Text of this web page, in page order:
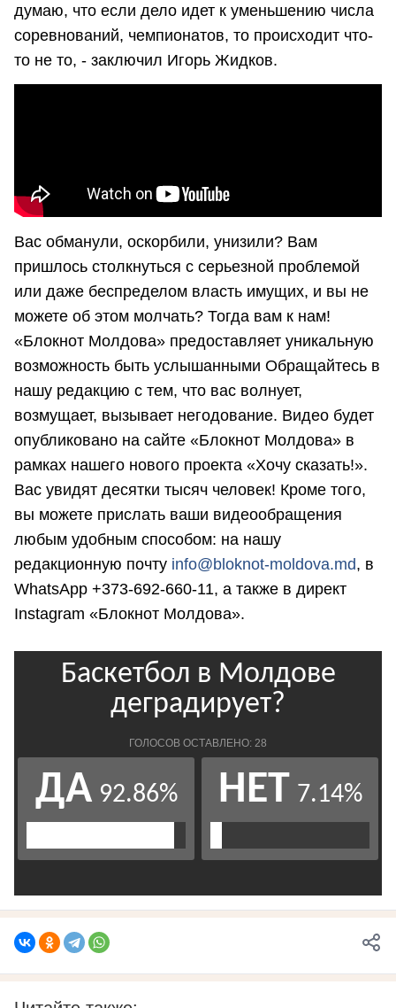
думаю, что если дело идет к уменьшению числа
соревнований, чемпионатов, то происходит что-
то не то, - заключил Игорь Жидков.
Вас обманули, оскорбили, унизили? Вам
пришлось столкнуться с серьезной проблемой
или даже беспределом власть имущих, и вы не
можете об этом молчать? Тогда вам к нам!
«Блокнот Молдова» предоставляет уникальную
возможность быть услышанными Обращайтесь в
нашу редакцию с тем, что вас волнует,
возмущает, вызывает негодование. Видео будет
опубликовано на сайте «Блокнот Молдова» в
рамках нашего нового проекта «Хочу сказать!».
Вас увидят десятки тысяч человек! Кроме того,
вы можете прислать ваши видеообращения
любым удобным способом: на нашу
редакционную почту info@bloknot-moldova.md, в
WhatsApp +373-692-660-11, а также в директ
Instagram «Блокнот Молдова».